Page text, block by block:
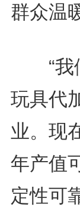
群众温
“我们
玩具代
业。现
年产值
定性可